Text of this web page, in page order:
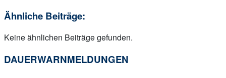
Ähnliche Beiträge:
Keine ähnlichen Beiträge gefunden.
DAUERWARNMELDUNGEN